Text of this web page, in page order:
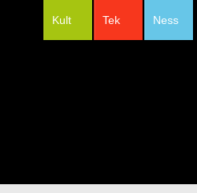
Ness
Tek
Kult